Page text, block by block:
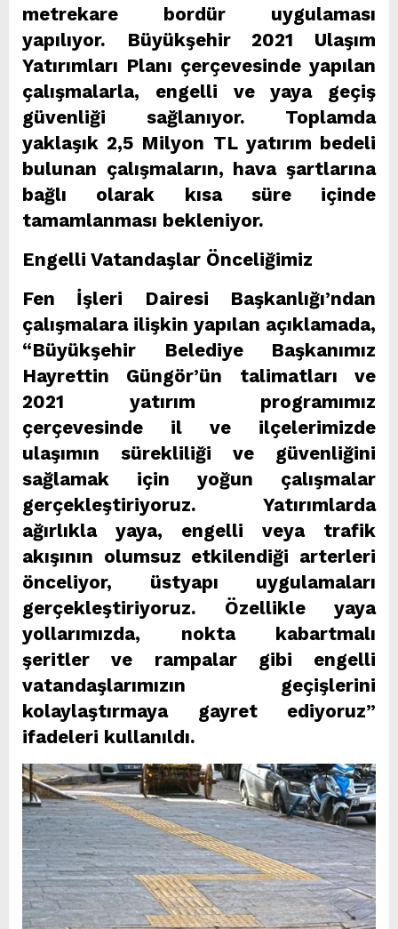
metrekare bordür uygulaması
yapılıyor. Büyükşehir 2021 Ulaşım
Yatırımları Planı çerçevesinde yapılan
çalışmalarla, engelli ve yaya geçiş
güvenliği sağlanıyor. Toplamda
yaklaşık 2,5 Milyon TL yatırım bedeli
bulunan çalışmaların, hava şartlarına
bağlı olarak kısa süre içinde
tamamlanması bekleniyor.
Engelli Vatandaşlar Önceliğimiz
Fen İşleri Dairesi Başkanlığı’ndan
çalışmalara ilişkin yapılan açıklamada,
“Büyükşehir Belediye Başkanımız
Hayrettin Güngör’ün talimatları ve
2021 yatırım programımız
çerçevesinde il ve ilçelerimizde
ulaşımın sürekliliği ve güvenliğini
sağlamak için yoğun çalışmalar
gerçekleştiriyoruz. Yatırımlarda
ağırlıkla yaya, engelli veya trafik
akışının olumsuz etkilendiği arterleri
önceliyor, üstyapı uygulamaları
gerçekleştiriyoruz. Özellikle yaya
yollarımızda, nokta kabartmalı
şeritler ve rampalar gibi engelli
vatandaşlarımızın geçişlerini
kolaylaştırmaya gayret ediyoruz”
ifadeleri kullanıldı.